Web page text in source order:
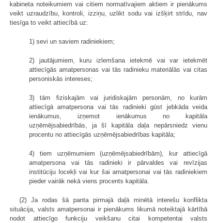
kabineta noteikumiem vai citiem normatīvajiem aktiem ir pienākums
veikt uzraudzību, kontroli, izziņu, uzlikt sodu vai izšķirt strīdu, nav
tiesīga to veikt attiecībā uz:
1) sevi un saviem radiniekiem;
2) jautājumiem, kuru izlemšana ietekmē vai var ietekmēt
attiecīgās amatpersonas vai tās radinieku materiālās vai citas
personiskās intereses;
3) tām fiziskajām vai juridiskajām personām, no kurām
attiecīgā amatpersona vai tās radinieki gūst jebkāda veida
ienākumus, izņemot ienākumus no kapitāla
uzņēmējsabiedrībās, ja šī kapitāla daļa nepārsniedz vienu
procentu no attiecīgās uzņēmējsabiedrības kapitāla;
4) tiem uzņēmumiem (uzņēmējsabiedrībām), kur attiecīgā
amatpersona vai tās radinieki ir pārvaldes vai revīzijas
institūciju locekļi vai kur šai amatpersonai vai tās radiniekiem
pieder vairāk nekā viens procents kapitāla.
(2) Ja rodas šā panta pirmajā daļā minētā interešu konflikta
situācija, valsts amatpersonai ir pienākums likumā noteiktajā kārtībā
nodot attiecīgo funkciju veikšanu citai kompetentai valsts